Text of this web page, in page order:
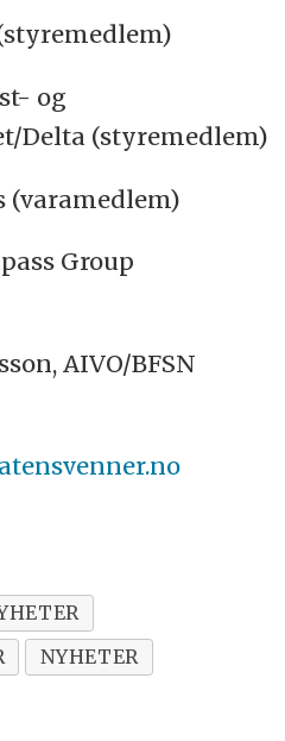
og
Delta (styremedlem)
(varamedlem)
Group
AIVO/BFSN
NYHETER